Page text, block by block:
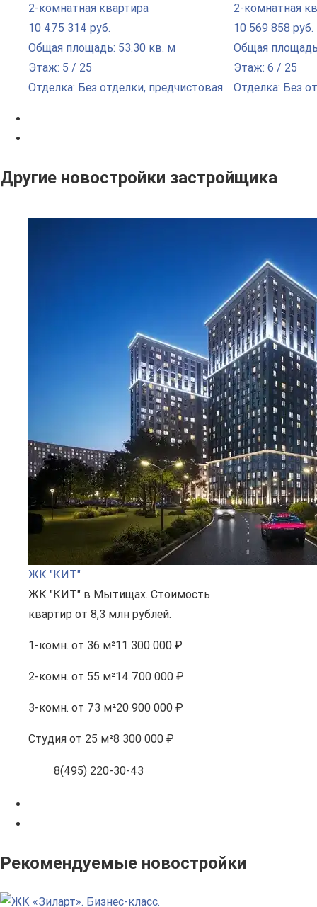
2-комнатная квартира
10 475 314 руб.
Общая площадь: 53.30 кв. м
Этаж: 5 / 25
Отделка: Без отделки, предчистовая
2-комнатная
10 569 858 руб.
Общая
Этаж: 6 / 25
Отделка: Без
Другие новостройки застройщика
ЖК "КИТ"
ЖК "КИТ" в Мытищах. Стоимость
квартир от 8,3 млн рублей.
1-комн. от 36 м²11 300 000 ₽
2-комн. от 55 м²14 700 000 ₽
3-комн. от 73 м²20 900 000 ₽
Студия от 25 м²8 300 000 ₽
8(495) 220-30-43
Рекомендуемые новостройки